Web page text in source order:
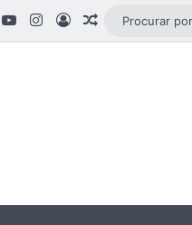
YouTubeInstagram
EntrarArtigo